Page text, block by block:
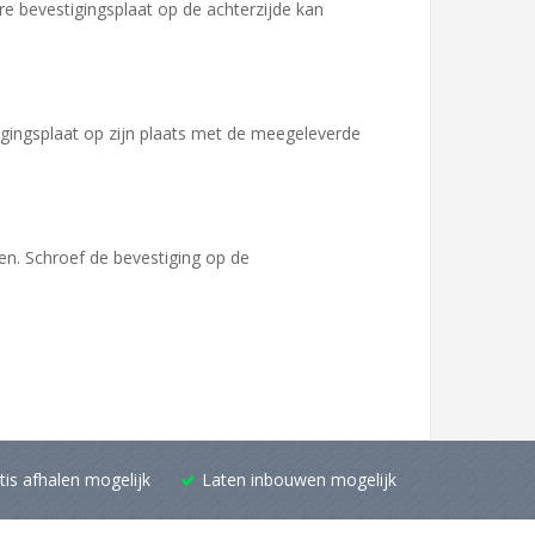
bevestigingsplaat op de achterzijde kan
op zijn plaats met de meegeleverde
Schroef de bevestiging op de
afhalen mogelijk Laten inbouwen mogelijk